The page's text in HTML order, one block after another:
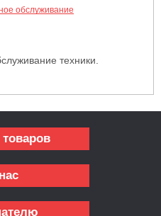
техники.
товаров